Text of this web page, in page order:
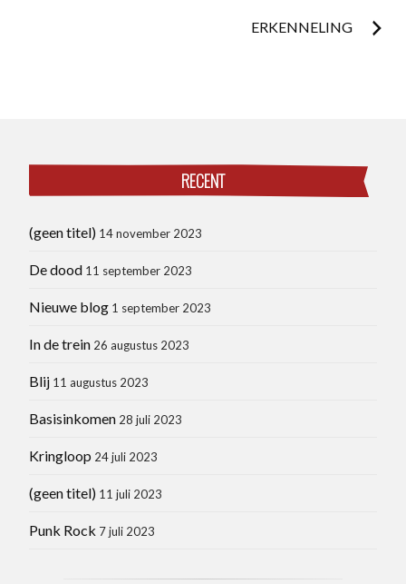
ERKENNELING
RECENT
(geen titel) 14 november 2023
De dood 11 september 2023
Nieuwe blog 1 september 2023
In de trein 26 augustus 2023
Blij 11 augustus 2023
Basisinkomen 28 juli 2023
Kringloop 24 juli 2023
(geen titel) 11 juli 2023
Punk Rock 7 juli 2023